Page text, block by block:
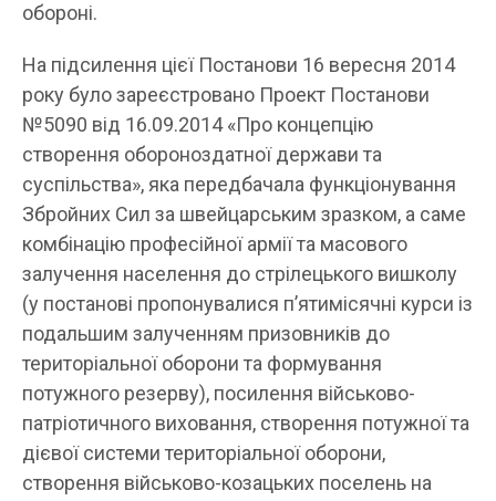
обороні.
На підсилення цієї Постанови 16 вересня 2014
року було зареєстровано Проект Постанови
№5090 від 16.09.2014 «Про концепцію
створення обороноздатної держави та
суспільства», яка передбачала функціонування
Збройних Сил за швейцарським зразком, а саме
комбінацію професійної армії та масового
залучення населення до стрілецького вишколу
(у постанові пропонувалися п’ятимісячні курси із
подальшим залученням призовників до
територіальної оборони та формування
потужного резерву), посилення військово-
патріотичного виховання, створення потужної та
дієвої системи територіальної оборони,
створення військово-козацьких поселень на